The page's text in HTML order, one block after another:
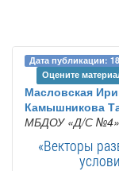
Дата публикации:
Оцените
Масловская
Камышникова
МБДОУ «Д/С №4»
«Векторы